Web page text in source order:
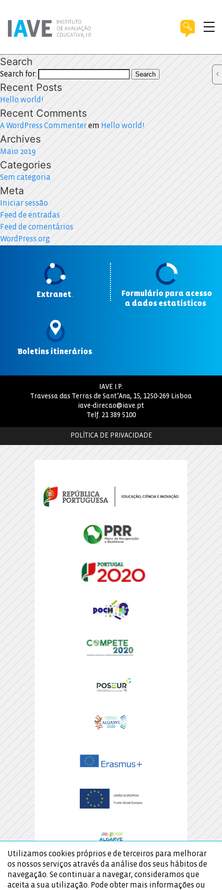
Search
Search for: Search
Recent Posts
Hello world!
Recent Comments
A WordPress Commenterem Hello world!
Archives
Maio 2019
Categories
Sem categoria
Meta
Iniciar sessão
Feed de entradas
Feed de comentários
WordPress.org
Extranet.
Formulário para acesso
a dados estatísticos
Boletins itinerários.
IAVE I.P.
Travessa das Terras de Sant’Ana, 15, 1250-269 Lisboa
iave-direcao@iave.pt
Telf. 21 389 5100
POLÍTICA DE PRIVACIDADE
Utilizamos cookies próprios e de terceiros para melhorar
os nossos serviços através da análise dos seus hábitos de
navegação. Se continuar a navegar, consideramos que
aceita a sua utilização. Pode obter mais informações ou